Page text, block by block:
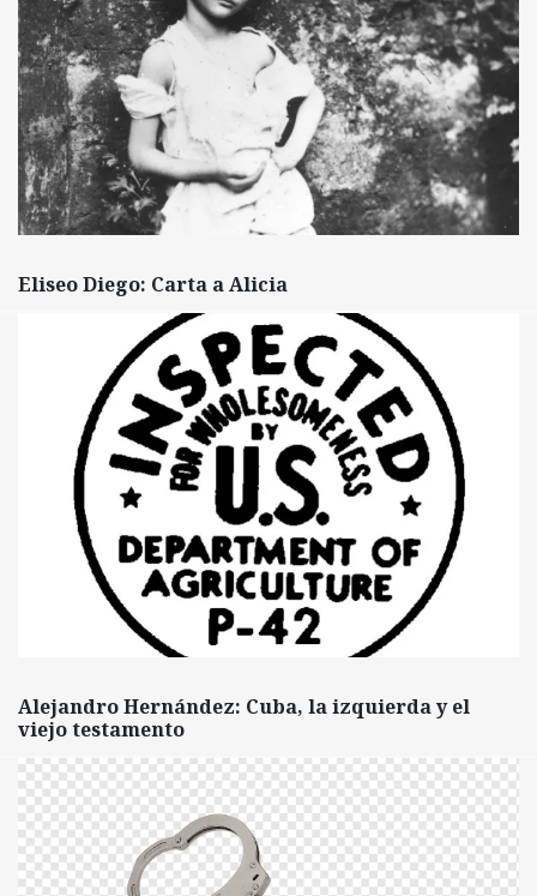
Eliseo Diego: Carta a Alicia
Alejandro Hernández: Cuba, la izquierda y el
viejo testamento